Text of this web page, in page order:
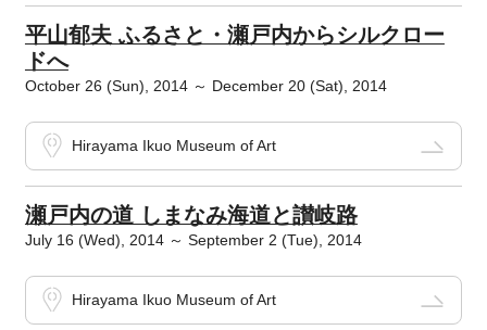
平山郁夫 ふるさと・瀬戸内からシルクロー
ドへ
October 26 (Sun), 2014 ～ December 20 (Sat), 2014
Hirayama Ikuo Museum of Art
瀬戸内の道 しまなみ海道と讃岐路
July 16 (Wed), 2014 ～ September 2 (Tue), 2014
Hirayama Ikuo Museum of Art